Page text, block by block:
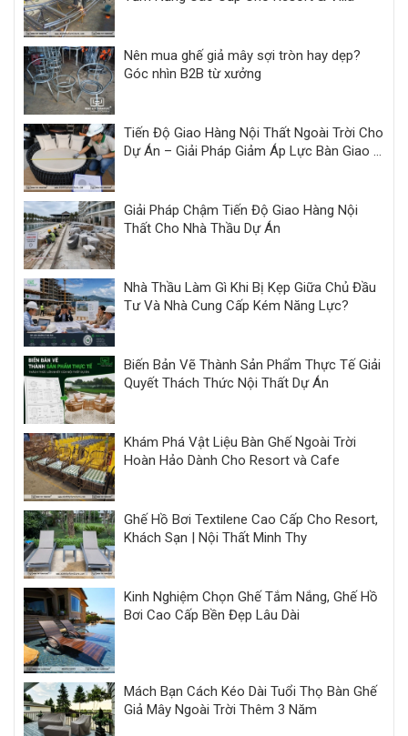
Nên mua ghế giả mây sợi tròn hay dẹp?
Góc nhìn B2B từ xưởng
Tiến Độ Giao Hàng Nội Thất Ngoài Trời Cho
Dự Án – Giải Pháp Giảm Áp Lực Bàn Giao |
Giải Pháp Chậm Tiến Độ Giao Hàng Nội
Thất Cho Nhà Thầu Dự Án
Nhà Thầu Làm Gì Khi Bị Kẹp Giữa Chủ Đầu
Tư Và Nhà Cung Cấp Kém Năng Lực?
Biến Bản Vẽ Thành Sản Phẩm Thực Tế Giải
Quyết Thách Thức Nội Thất Dự Án
Khám Phá Vật Liệu Bàn Ghế Ngoài Trời
Hoàn Hảo Dành Cho Resort và Cafe
Ghế Hồ Bơi Textilene Cao Cấp Cho Resort,
Khách Sạn | Nội Thất Minh Thy
Kinh Nghiệm Chọn Ghế Tắm Nắng, Ghế Hồ
Bơi Cao Cấp Bền Đẹp Lâu Dài
Mách Bạn Cách Kéo Dài Tuổi Thọ Bàn Ghế
Giả Mây Ngoài Trời Thêm 3 Năm